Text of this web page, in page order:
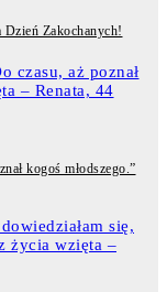
Zakochanych!
kogoś młodszego.”